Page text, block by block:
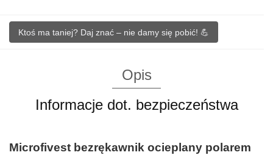
Ktoś ma taniej? Daj znać – nie damy się pobić! 💪
Opis
Informacje dot. bezpieczeństwa
Microfivest bezrękawnik ocieplany polarem